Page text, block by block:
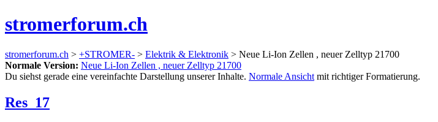
stromerforum.ch
stromerforum.ch > +STROMER- > Elektrik & Elektronik > Neue Li-Ion Zellen , neuer Zelltyp 21700
Normale Version: Neue Li-Ion Zellen , neuer Zelltyp 21700
Du siehst gerade eine vereinfachte Darstellung unserer Inhalte. Normale Ansicht mit richtiger Formatierung.
Res_17